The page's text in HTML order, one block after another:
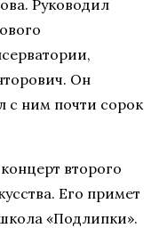
Руководил
Он
с ним почти сорок
второго
Его примет
«Подлипки».